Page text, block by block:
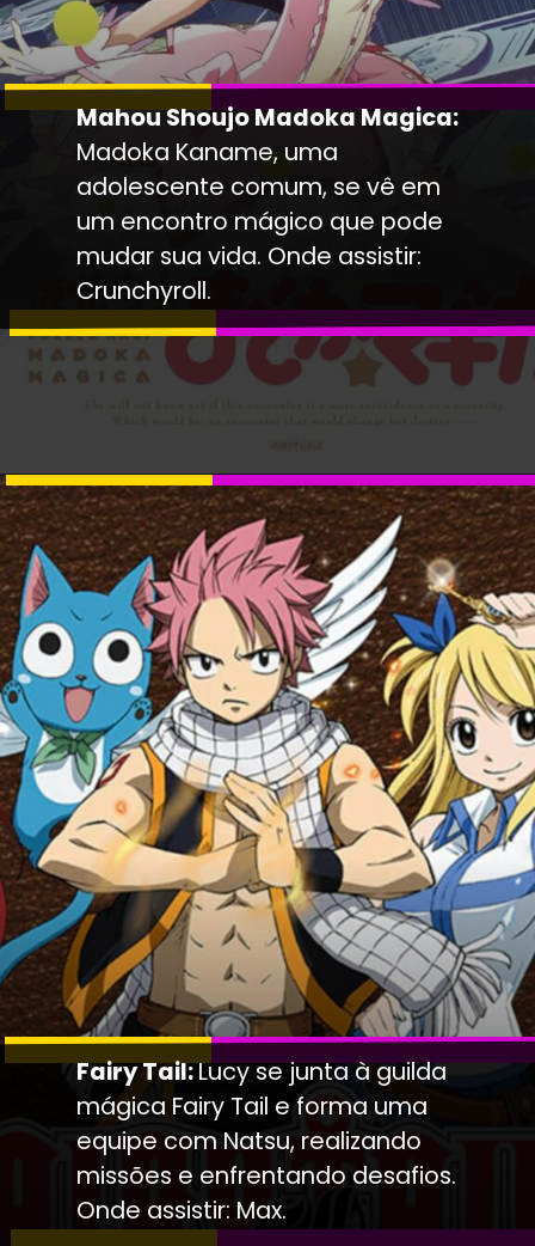
Mahou Shoujo Madoka Magica:
Madoka Kaname, uma
adolescente comum, se vê em
um encontro mágico que pode
mudar sua vida. Onde assistir:
Crunchyroll.
Fairy Tail:Lucy se junta à guilda
mágica Fairy Tail e forma uma
equipe com Natsu, realizando
missões e enfrentando desafios.
Onde assistir: Max.